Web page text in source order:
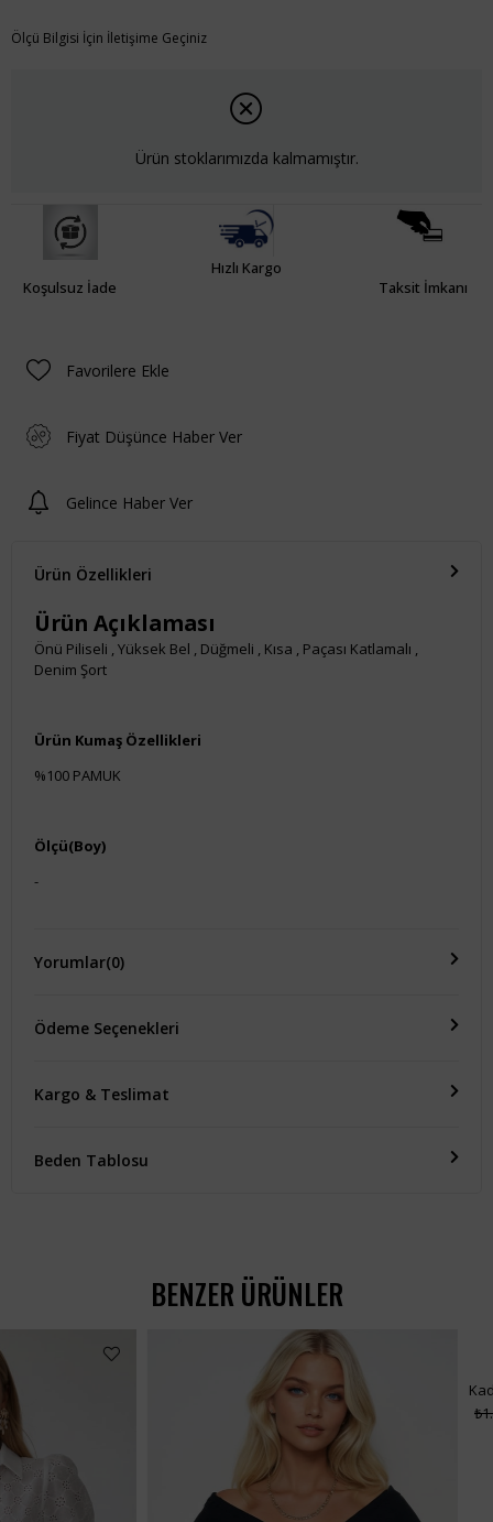
Ölçü Bilgisi İçin İletişime Geçiniz
Ürün stoklarımızda kalmamıştır.
Koşulsuz İade
Hızlı Kargo
Taksit İmkanı
Favorilere Ekle
Fiyat Düşünce Haber Ver
Gelince Haber Ver
Ürün Özellikleri
Ürün Açıklaması
Önü Piliseli , Yüksek Bel , Düğmeli , Kısa , Paçası Katlamalı ,
Denim Şort
Ürün Kumaş Özellikleri
%100 PAMUK
Ölçü(Boy)
-
Yorumlar(0)
Ödeme Seçenekleri
Kargo & Teslimat
Beden Tablosu
BENZER ÜRÜNLER
Kadın Siyah Crop
₺1.512,99